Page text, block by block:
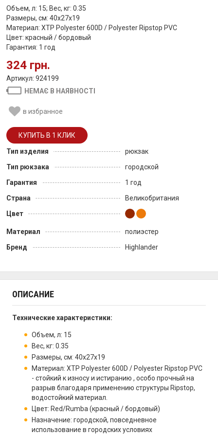
Объем, л: 15; Вес, кг: 0.35
Размеры, см: 40х27х19
Материал: XTP Polyester 600D / Polyester Ripstop PVC
Цвет: красный / бордовый
Гарантия: 1 год
324 грн.
Артикул: 924199
НЕМАЄ В НАЯВНОСТІ
в избранное
Тип изделия
рюкзак
Тип рюкзака
городской
Гарантия
1 год
Страна
Великобритания
Цвет
Материал
полиэстер
Бренд
Highlander
ОПИСАНИЕ
Технические характеристики:
Объем, л: 15
Вес, кг: 0.35
Размеры, см: 40х27х19
Материал: XTP Polyester 600D / Polyester Ripstop PVC
- стойкий к износу и истиранию , особо прочный на
разрыв благодаря применению структуры Ripstop,
водостойкий материал.
Цвет: Red/Rumba (красный / бордовый)
Назначение: городской, повседневное
использование в городских условиях